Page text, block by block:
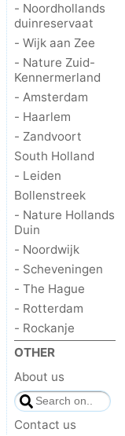
- Noordhollands
duinreservaat
- Wijk aan Zee
- Nature Zuid-
Kennermerland
- Amsterdam
- Haarlem
- Zandvoort
South Holland
- Leiden
Bollenstreek
- Nature Hollands
Duin
- Noordwijk
- Scheveningen
- The Hague
- Rotterdam
- Rockanje
OTHER
About us
Contact us